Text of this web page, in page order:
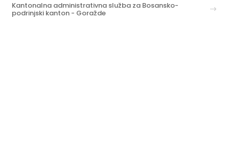
Kantonalna administrativna služba za Bosansko-
podrinjski kanton - Goražde